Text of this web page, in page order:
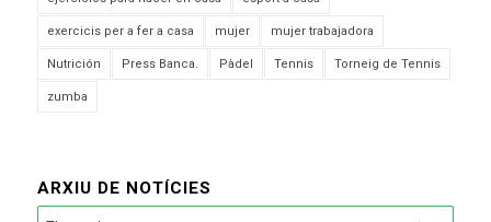
exercicis per a fer a casa mujer mujer trabajadora
Nutrición Press Banca. Pàdel Tennis Torneig de Tennis
zumba
ARXIU DE NOTÍCIES